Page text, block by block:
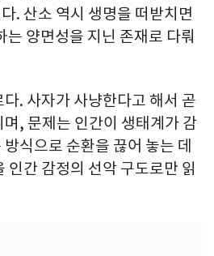
. 산소 역시 생명을 떠받치면
는 양면성을 지닌 존재로 다뤄
. 사자가 사냥한다고 해서 곧
, 문제는 인간이 생태계가 감
식으로 순환을 끊어 놓는 데
인간 감정의 선악 구도로만 읽